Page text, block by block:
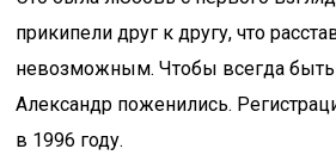
прикипели друг к другу, что
невозможным. Чтобы всегда быть
Александр поженились.
в 1996 году.